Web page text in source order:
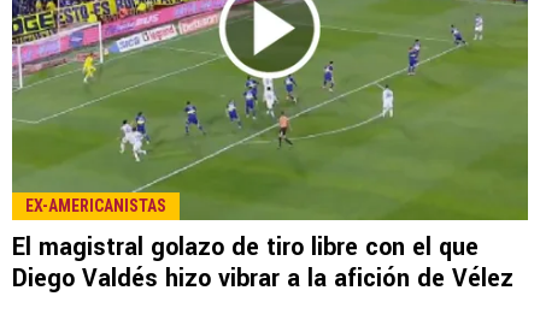
LEE TAMBIÉN